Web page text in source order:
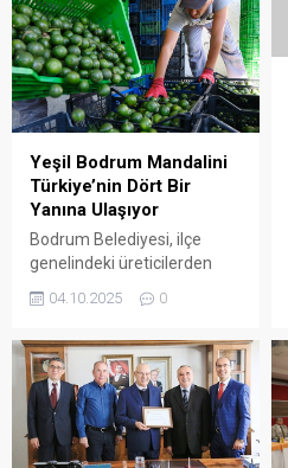
Bağ Bozumu Şenlikleri, her
yıl olduğu gibi, bu yıl da
herkesin büyük bir coşkuyla
katıldığı kortej yürüyüşüyle
Bodrum’da başladı.
Kumbahçe Meydanı’ndan
başlayan ve renkli
görüntülere sahne olan
kortej, Belediye
Meydanı’nda sona erdi.
Kortejin ardından Cumartesi
sabah,...
Yeşil Bodrum Mandalini
Türkiye’nin Dört Bir
Yanına Ulaşıyor
Bodrum Belediyesi, ilçe
genelindeki üreticilerden
alımlarına devam ediyor
Hizmetler Müdürlüğü,
coğrafi işaretli, kendine has
kokusu ve aromasıyla öne
çıkan Bodrum Mandalini’nin
erken hasadıyla üreticiye
04.10.2025 0